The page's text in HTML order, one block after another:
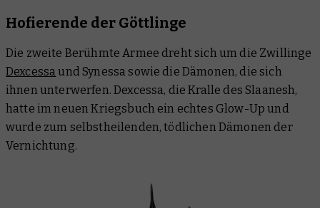
Hofierende der Göttlinge
Die zweite Berühmte Armee dreht sich um die Zwillinge
Dexcessaund Synessa sowie die Dämonen, die sich
ihnen unterwerfen. Dexcessa, die Kralle des Slaanesh,
hatte im neuen Kriegsbuch ein echtes Glow-Up und
wurde zum selbstheilenden, tödlichen Dämonen der
Vernichtung.